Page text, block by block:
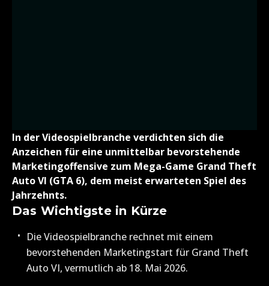
In der Videospielbranche verdichten sich die
Anzeichen für eine unmittelbar bevorstehende
Marketingoffensive zum Mega-Game Grand Theft
Auto VI (GTA 6), dem meist erwarteten Spiel des
Jahrzehnts.
Das Wichtigste in Kürze
Die Videospielbranche rechnet mit einem
bevorstehenden Marketingstart für Grand Theft
Auto VI, vermutlich ab 18. Mai 2026.